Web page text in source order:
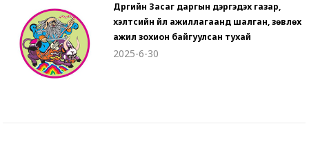
Дүүргийн Засаг даргын дэргэдэх газар,
хэлтсийн үйл ажиллагаанд шалган, зөвлөх
ажил зохион байгуулсан тухай
2025-6-30